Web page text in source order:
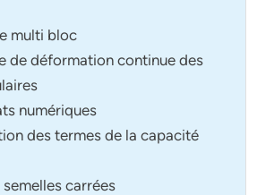
multi bloc
de déformation continue des
numériques
des termes de la capacité
carrées